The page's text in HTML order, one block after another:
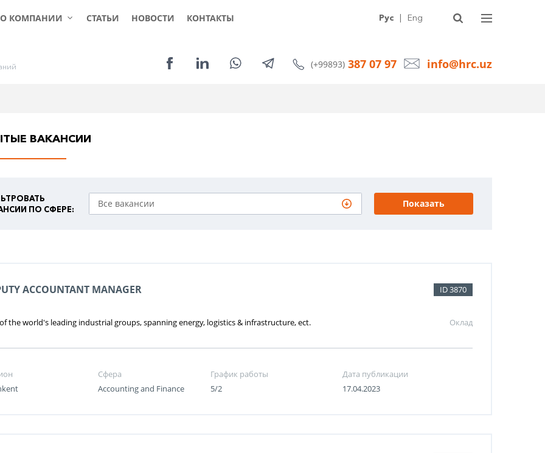
О КОМПАНИИ СТАТЬИ НОВОСТИ КОНТАКТЫ Рус | Eng
ний (+99893) 387 07 97 info@hrc.uz
ВАКАНСИИ
ПО СФЕРЕ:
Показать
ACCOUNTANT MANAGER ID 3870
the world's leading industrial groups, spanning energy, logistics & infrastructure, ect. Оклад
Сфера График работы
Дата публикации
Accounting and Finance 5/2 17.04.2023